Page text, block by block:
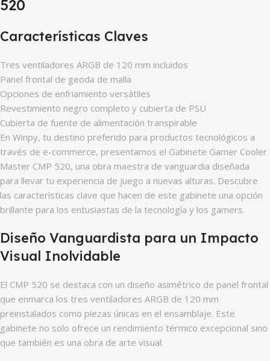
520
Características Claves
Tres ventiladores ARGB de 120 mm incluidos
Panel frontal de geoda de malla
Opciones de enfriamiento versátiles
Revestimiento negro completo y cubierta de PSU
Cubierta de fuente de alimentación transpirable
En Winpy, tu destino preferido para productos tecnológicos a
través de e-commerce, presentamos el Gabinete Gamer Cooler
Master CMP 520, una obra maestra de vanguardia diseñada
para llevar tu experiencia de juego a nuevas alturas. Descubre
las características clave que hacen de este gabinete una opción
brillante para los entusiastas de la tecnología y los gamers.
Diseño Vanguardista para un Impacto
Visual Inolvidable
El CMP 520 se destaca con un diseño asimétrico de panel frontal
que enmarca los tres ventiladores ARGB de 120 mm
preinstalados como piezas únicas en el ensamblaje. Este
gabinete no solo ofrece un rendimiento térmico excepcional sino
que también es una obra de arte visual.